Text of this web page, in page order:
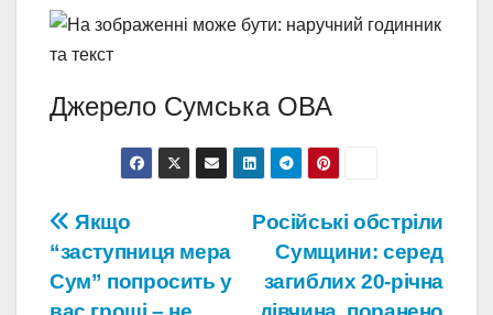
Джерело Сумська ОВА
Навігація
записів
Російські обстріли
Сумщини: серед
загиблих 20-річна
Якщо
“заступниця мера
Сум” попросить у